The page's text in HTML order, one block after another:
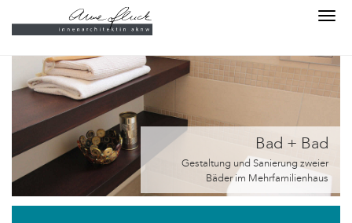
Skip to main content
HOME
PROJEKTE
ÜBER UNS
title keywords description og:title og:image
og:description
Bad + Bad
Gestaltung und Sanierung zweier
Bäder im Mehrfamilienhaus